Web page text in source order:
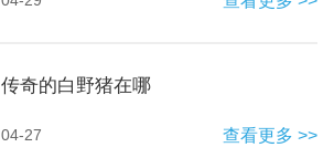
传奇的白野猪在哪
04-27 查看更多 >>